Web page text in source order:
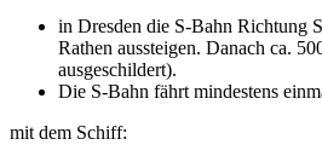
in Dresden die S-Bahn Richtung
Rathen aussteigen. Danach ca.
ausgeschildert).
Die S-Bahn fährt mindestens
mit dem Schiff: